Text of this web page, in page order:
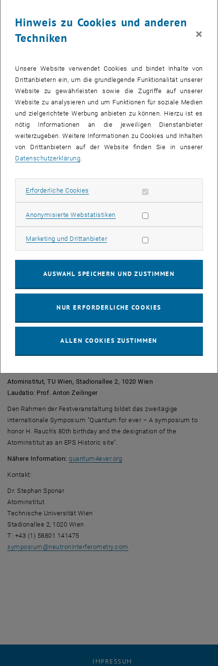
Frage auf der Hand: Kann man Welleneffekte auch bei größeren,
schwereren Teilchen nachweisen?
dem Reaktor des Atominstituts zu untersuchen. Aus
Siliziumkristallen stellte man hochpräzise Interferometer her. Wenn
Neutronen auf diesen Siliziumkristall auftreffen, werden sie
wellenartig gestreut. Der Neutronenstrahl teilt sich in zwei
Teilstrahlen auf, die sich danach wieder zusammenführen und
überlagern lassen. Der Effekt ähnelt dem bunten Schimmern einer
CD, wenn man sie ins Licht hält: An den feinen regelmäßigen
Strukturen einer CD wird Licht einer bestimmten Farbe in ganz
bestimmte Richtungen abgelenkt. Dass sich dasselbe Grundprinzip
beeindruckenden Nachweis für ihren Wellencharakter.
Festveranstaltung am 22. Mai
der TU Wien nun von der European Physical Society als "Historic
prominent besetzte Liste höchst bedeutungsvoller Institute ein:
Kirchhoff und Bunsen in Heidelberg.
Bei einem Ehrensymposium wird nun nicht nur die Ernennung zur
"EPS Historic Site", sondern gleichzeitig auch der 80. Geburtstag von
Atominstitut, TU Wien, Stadionallee 2, 1020 Wien
Laudatio: Prof. Anton Zeilinger
Den Rahmen der Festveranstaltung bildet das zweitägige
internationale Symposium "Quantum for ever – A symposium to
honor H. Rauch's 80th birthday and the designation of the
Atominstitut as an EPS Historic site".
Nähere Information:quantum4ever.org, öffnet eine externe URL in
Kontakt:
Dr. Stephan Sponar
Atominstitut
Technische Universität Wien
Stadionallee 2, 1020 Wien
T: +43 (1) 58801 141475
symposium @neutroninterferometry.com
IMPRESSUM
Hinweis zu Cookies und anderen
Techniken
×
Unsere Website verwendet Cookies und bindet Inhalte von
Drittanbietern ein, um die grundlegende Funktionalität unserer
Website zu gewährleisten sowie die Zugriffe auf unserer
Website zu analysieren und um Funktionen für soziale Medien
und zielgerichtete Werbung anbieten zu können. Hierzu ist es
nötig Informationen an die jeweiligen Dienstanbieter
weiterzugeben. Weitere Informationen zu Cookies und Inhalten
von Drittanbietern auf der Website finden Sie in unserer
Datenschutzerklärung
Erforderliche Cookies Erforderliche Cookies zulassen
Anonymisierte WebstatistikenStatistik Cookies zulassen
Marketing und DrittanbieterMarketing Cookies zulassen
AUSWAHL SPEICHERN UND ZUSTIMMEN
NUR ERFORDERLICHE COOKIES
ALLEN COOKIES ZUSTIMMEN